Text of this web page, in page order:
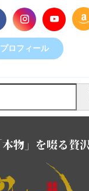
プロフィール